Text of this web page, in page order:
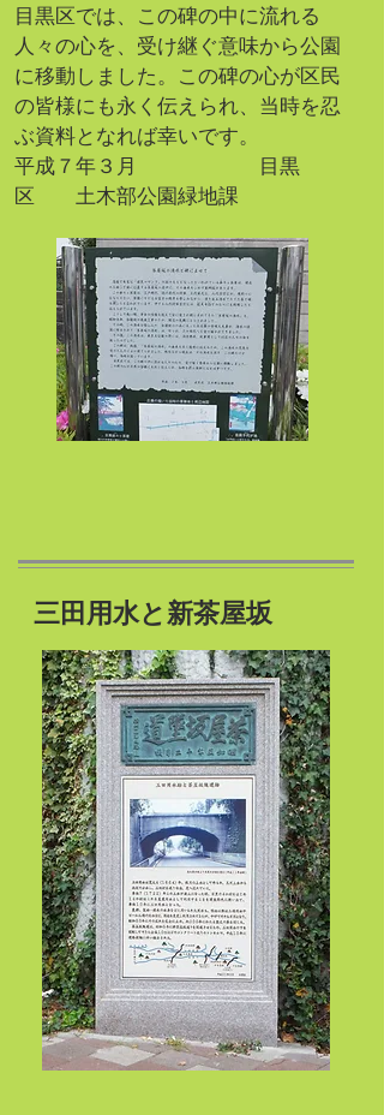
目黒区では、この碑の中に流れる
人々の心を、受け継ぐ意味から公園
に移動しました。この碑の心が区民
の皆様にも永く伝えられ、当時を忍
ぶ資料となれば幸いです。
平成７年３月 目黒
区 土木部公園緑地課
​三田用水と新茶屋坂